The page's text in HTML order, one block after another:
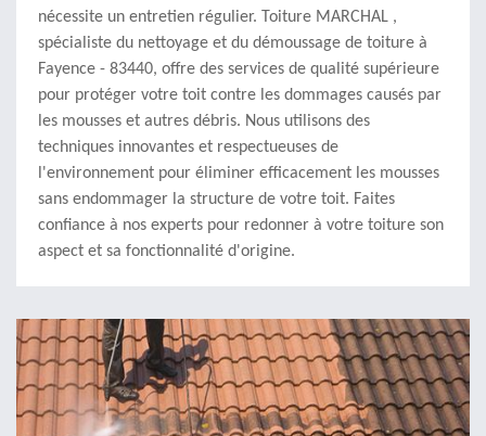
nécessite un entretien régulier. Toiture MARCHAL ,
spécialiste du nettoyage et du démoussage de toiture à
Fayence - 83440, offre des services de qualité supérieure
pour protéger votre toit contre les dommages causés par
les mousses et autres débris. Nous utilisons des
techniques innovantes et respectueuses de
l'environnement pour éliminer efficacement les mousses
sans endommager la structure de votre toit. Faites
confiance à nos experts pour redonner à votre toiture son
aspect et sa fonctionnalité d'origine.